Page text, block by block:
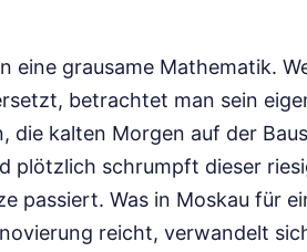
eine grausame Mathematik.
betrachtet man sein
die kalten Morgen auf der
plötzlich schrumpft dieser
passiert. Was in Moskau für
reicht, verwandelt